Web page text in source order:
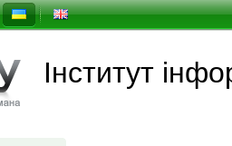
Інститут